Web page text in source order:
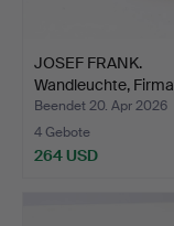
JOSEF FRANK.
Wandleuchte, Firma
Svenskt Te…
Beendet 20. Apr 2026
4 Gebote
264 USD